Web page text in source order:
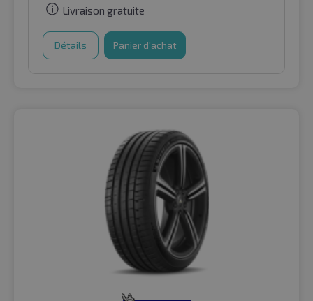
Livraison gratuite
Détails Panier d'achat